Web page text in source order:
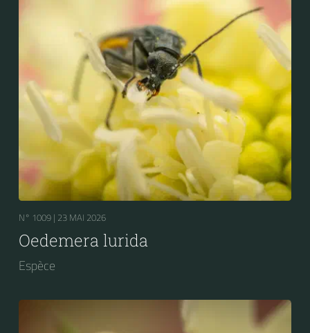
N° 1009 | 23 MAI 2026
Oedemera lurida
Espèce